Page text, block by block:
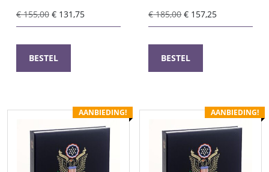
€155,00 Oorspronkelijke
prijs
€ 155,00.
€ 131,75Huidige
prijs
BESTEL
€185,00Oorspronkelijke
prijs
€ 185,00.
€ 157,25Huidige
prijs
BESTEL
AANBIEDING! AANBIEDING!